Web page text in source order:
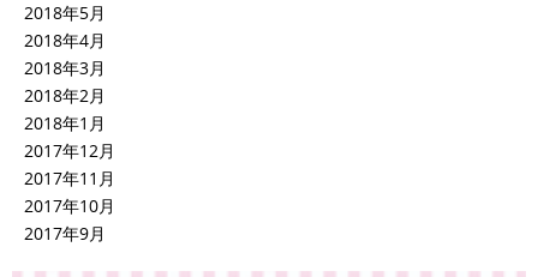
2018年5月
2018年4月
2018年3月
2018年2月
2018年1月
2017年12月
2017年11月
2017年10月
2017年9月